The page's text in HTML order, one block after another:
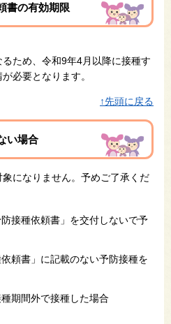
書の有効期限
ため、令和9年4月以降に接種す
必要となります。
↑先頭に戻る
い場合
になりません。予めご了承くだ
接種依頼書」を交付しないで予
依頼書」に記載のない予防接種を
期間外で接種した場合